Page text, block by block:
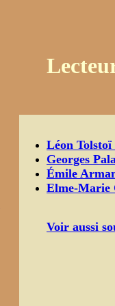
Léon Tolstoï
Georges
Émile
Elme-Marie
Voir aussi